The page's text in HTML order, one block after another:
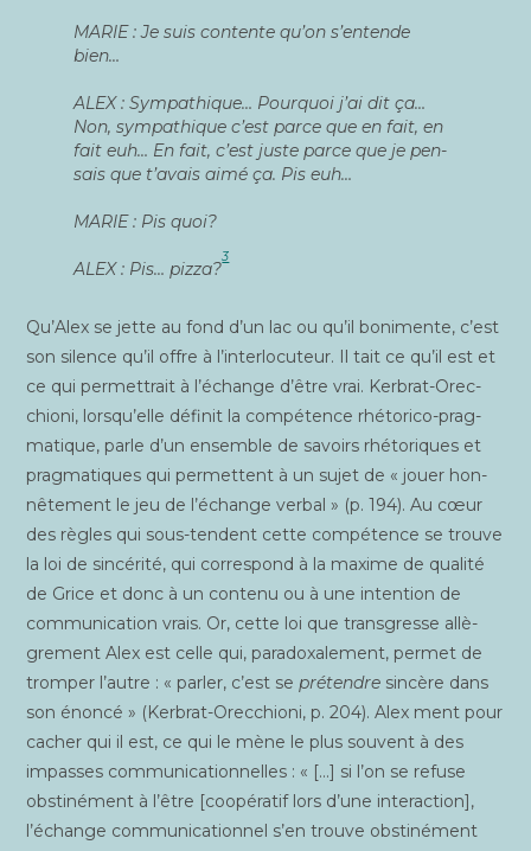
MARIE : Je suis contente qu’on s’entende
bien…
ALEX : Sym­pa­thique… Pour­quoi j’ai dit ça…
Non, sym­pa­thique c’est parce que en fait, en
fait euh… En fait, c’est juste parce que je pen­
sais que t’avais aimé ça. Pis euh…
MARIE : Pis quoi?
ALEX : Pis… piz­za?
3
Qu’Alex se jette au fond d’un lac ou qu’il boni­mente, c’est
son silence qu’il offre à l’interlocuteur. Il tait ce qu’il est et
ce qui per­met­trait à l’échange d’être vrai. Ker­brat-Orec­
chio­ni, lorsqu’elle défi­nit la com­pé­tence rhé­to­ri­co-prag­
ma­tique, parle d’un ensemble de savoirs rhé­to­riques et
prag­ma­tiques qui per­mettent à un sujet de « jouer hon­
nê­te­ment le jeu de l’échange ver­bal » (p. 194). Au cœur
des règles qui sous-tendent cette com­pé­tence se trouve
la loi de sin­cé­ri­té, qui cor­res­pond à la maxime de qua­li­té
de Grice et donc à un conte­nu ou à une inten­tion de
com­mu­ni­ca­tion vrais. Or, cette loi que trans­gresse allè­
gre­ment Alex est celle qui, para­doxa­le­ment, per­met de
trom­per l’autre : « par­ler, c’est se pré­tendre sin­cère dans
son énon­cé » (Ker­brat-Orec­chio­ni, p. 204). Alex ment pour
cacher qui il est, ce qui le mène le plus sou­vent à des
impasses com­mu­ni­ca­tion­nelles : « […] si l’on se refuse
obs­ti­né­ment à l’être [coopé­ra­tif lors d’une inter­ac­tion],
l’échange com­mu­ni­ca­tion­nel s’en trouve obs­ti­né­ment